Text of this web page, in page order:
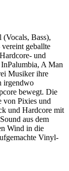
Bass),
geballte
und
A Man
Musiker ihre
irgendwo
bewegt. Die
von Pixies und
und Hardcore mit
aus dem
Wind in die
Vinyl-